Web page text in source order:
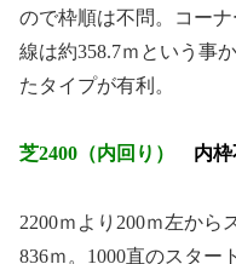
ので枠順は不問。コー
線は約358.7ｍという事
たタイプが有利。
芝2400（内回り） 内枠
2200ｍより200ｍ左から
836ｍ。1000直のスター